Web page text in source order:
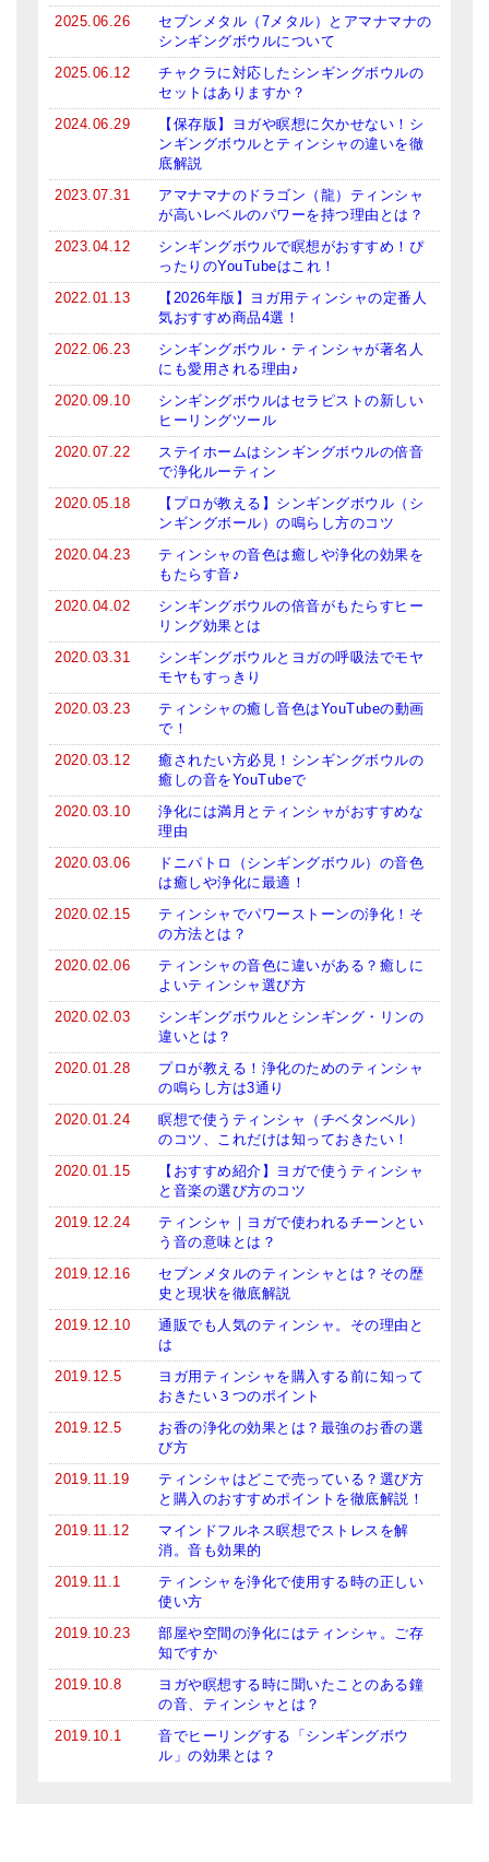
お香定期購入（ラクとくサブスク）
チベット高僧のオラクルカード
ベル＆ドルジェ
シンギングボウル入門本・CD
アウトレット
オリジナルグッズ
神々とつながるジュエリー
ヒーリング・マンダラポスター
ロゴステッカー・ポストカード各種
亡命チベット人尼僧のお守り・チャーム
チベット・マントラ・ヒーリングCD
ギフトラッピング
シンギングボウル講座
初級講座
倍音呼吸法レッスン
ビギナー講師・養成講座
アマナマナとは
About Us
メールお便り登録
ブログ
特商法の表記
2025.06.26
セブンメタル（7メタル）とアマナマナの
シンギングボウルについて
2025.06.12
チャクラに対応したシンギングボウルの
セットはありますか？
2024.06.29
【保存版】ヨガや瞑想に欠かせない！シ
ンギングボウルとティンシャの違いを徹
底解説
2023.07.31
アマナマナのドラゴン（龍）ティンシャ
が高いレベルのパワーを持つ理由とは？
2023.04.12
シンギングボウルで瞑想がおすすめ！ぴ
ったりのYouTubeはこれ！
2022.01.13
【2026年版】ヨガ用ティンシャの定番人
気おすすめ商品4選！
2022.06.23
シンギングボウル・ティンシャが著名人
にも愛用される理由♪
2020.09.10
シンギングボウルはセラピストの新しい
ヒーリングツール
2020.07.22
ステイホームはシンギングボウルの倍音
で浄化ルーティン
2020.05.18
【プロが教える】シンギングボウル（シ
ンギングボール）の鳴らし方のコツ
2020.04.23
ティンシャの音色は癒しや浄化の効果を
もたらす音♪
2020.04.02
シンギングボウルの倍音がもたらすヒー
リング効果とは
2020.03.31
シンギングボウルとヨガの呼吸法でモヤ
モヤもすっきり
2020.03.23
ティンシャの癒し音色はYouTubeの動画
で！
2020.03.12
癒されたい方必見！シンギングボウルの
癒しの音をYouTubeで
2020.03.10
浄化には満月とティンシャがおすすめな
理由
2020.03.06
ドニパトロ（シンギングボウル）の音色
は癒しや浄化に最適！
2020.02.15
ティンシャでパワーストーンの浄化！そ
の方法とは？
2020.02.06
ティンシャの音色に違いがある？癒しに
よいティンシャ選び方
2020.02.03
シンギングボウルとシンギング・リンの
違いとは？
2020.01.28
プロが教える！浄化のためのティンシャ
の鳴らし方は3通り
2020.01.24
瞑想で使うティンシャ（チベタンベル）
のコツ、これだけは知っておきたい！
2020.01.15
【おすすめ紹介】ヨガで使うティンシャ
と音楽の選び方のコツ
2019.12.24
ティンシャ｜ヨガで使われるチーンとい
う音の意味とは？
2019.12.16
セブンメタルのティンシャとは？その歴
史と現状を徹底解説
2019.12.10
通販でも人気のティンシャ。その理由と
は
2019.12.5
ヨガ用ティンシャを購入する前に知って
おきたい３つのポイント
2019.12.5
お香の浄化の効果とは？最強のお香の選
び方
2019.11.19
ティンシャはどこで売っている？選び方
と購入のおすすめポイントを徹底解説！
2019.11.12
マインドフルネス瞑想でストレスを解
消。音も効果的
2019.11.1
ティンシャを浄化で使用する時の正しい
使い方
2019.10.23
部屋や空間の浄化にはティンシャ。ご存
知ですか
2019.10.8
ヨガや瞑想する時に聞いたことのある鐘
の音、ティンシャとは？
2019.10.1
音でヒーリングする「シンギングボウ
ル」の効果とは？